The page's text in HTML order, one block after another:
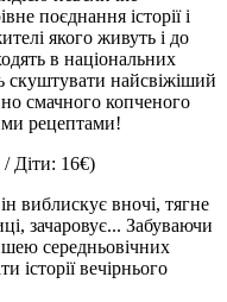
поєднання історії і
якого живуть і до
в національних
скуштувати найсвіжіший
смачного копченого
рецептами!
Діти: 16€)
виблискує вночі, тягне
зачаровує... Забуваючи
середньовічних
історії вечірнього